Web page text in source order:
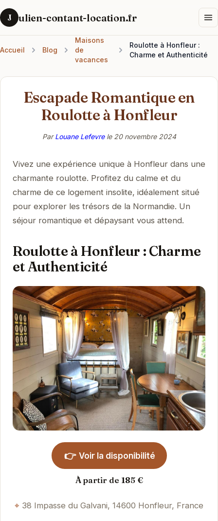
J ulien-contant-location.fr
Accueil Blog
Maisons
de
vacances
Roulotte à Honfleur :
Charme et Authenticité
Escapade Romantique en
Roulotte à Honfleur
ParLouane Lefevrele 20 novembre 2024
Vivez une expérience unique à Honfleur dans une
charmante roulotte. Profitez du calme et du
charme de ce logement insolite, idéalement situé
pour explorer les trésors de la Normandie. Un
séjour romantique et dépaysant vous attend.
Roulotte à Honfleur : Charme
et Authenticité
👉 Voir la disponibilité
À partir de 185 €
38 Impasse du Galvani, 14600 Honfleur, France